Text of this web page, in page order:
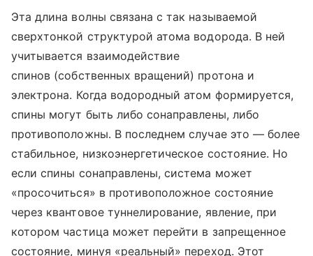
Эта длина волны связана с так называемой
сверхтонкой структурой атома водорода. В ней
учитывается взаимодействие
спинов (собственных вращений) протона и
электрона. Когда водородный атом формируется,
спины могут быть либо сонаправлены, либо
противоположны. В последнем случае это — более
стабильное, низкоэнергетическое состояние. Но
если спины сонаправлены, система может
«просочиться» в противоположное состояние
через квантовое туннелирование, явление, при
котором частица может перейти в запрещенное
состояние, минуя «реальный» переход. Этот